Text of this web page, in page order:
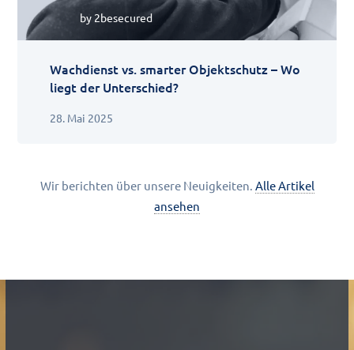
by 2besecured
28. Mai 2025
Wachdienst vs. smarter Objektschutz – Wo
liegt der Unterschied?
Wir berichten über unsere Neuigkeiten. Alle Artikel
ansehen